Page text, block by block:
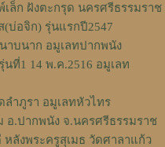
ล็ก ฝังตะกรุด นครศรีธรรมราช
(บ่อจิก) รุ่นแรกปี2547
าบนาก อมูเลทปากพนัง
ที่1 14 พ.ค.2516 อมูเลท
ลำภูรา อมูเลทหัวไทร
อ.ปากพนัง จ.นครศรีธรรมราช
ลังพระครูสุเมธ วัดศาลาแก้ว